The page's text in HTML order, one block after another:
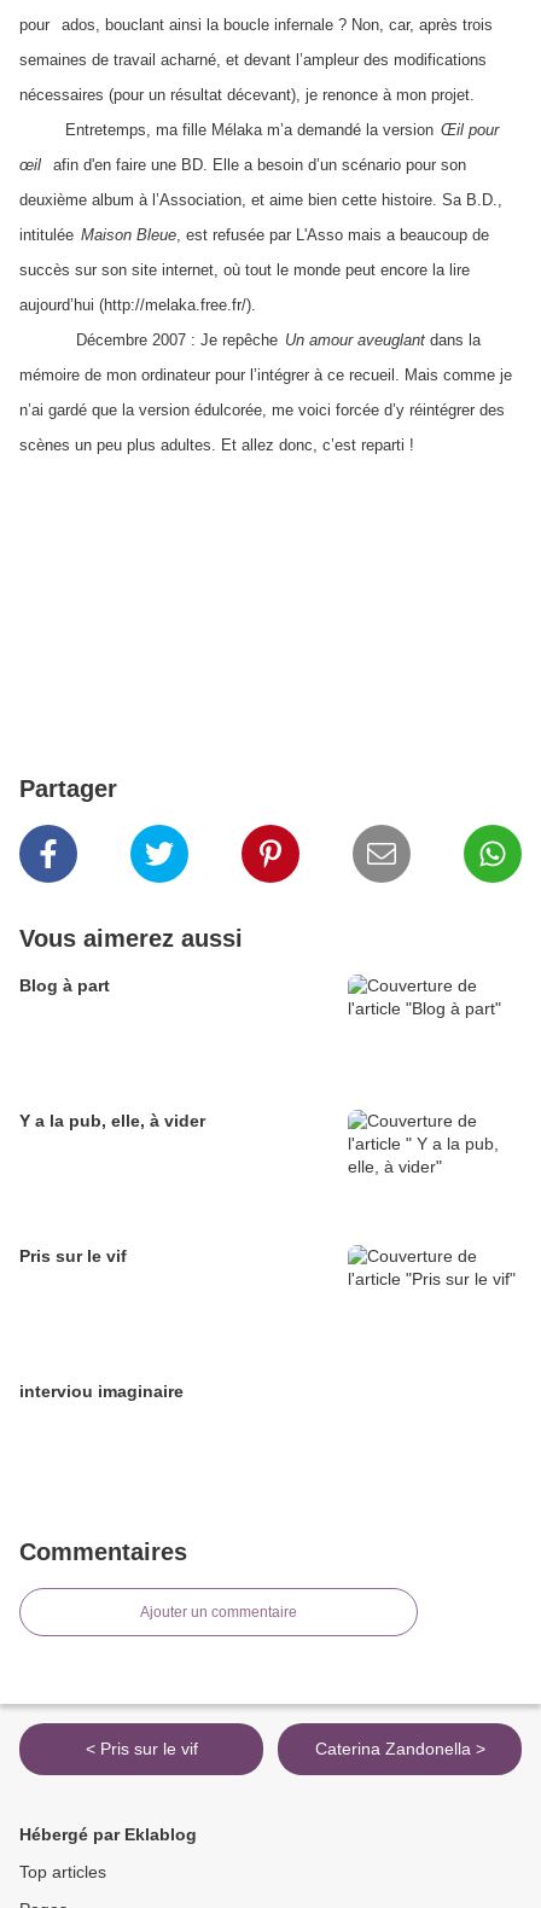
pour
ados, bouclant ainsi la boucle infernale ? Non, car, après trois
semaines de travail acharné, et devant l’ampleur des modifications
nécessaires (pour un résultat décevant), je renonce à mon projet.
Entretemps, ma fille Mélaka m’a demandé la version Œil pour
œil
afin d'en faire une BD. Elle a besoin d’un scénario pour son
deuxième album à l’Association, et aime bien cette histoire. Sa B.D.,
intitulée Maison Bleue, est refusée par L'Asso mais a beaucoup de
succès sur son site internet, où tout le monde peut encore la lire
aujourd’hui (http://melaka.free.fr/).
Décembre 2007 : Je repêche Un amour aveuglant dans la
mémoire de mon ordinateur pour l’intégrer à ce recueil. Mais comme je
n’ai gardé que la version édulcorée, me voici forcée d’y réintégrer des
scènes un peu plus adultes. Et allez donc, c’est reparti !
Partager
Vous aimerez aussi
Blog à part
Y a la pub, elle, à vider
Pris sur le vif
interviou imaginaire
Commentaires
Ajouter un commentaire
< Pris sur le vif Caterina Zandonella >
Hébergé par Eklablog
Top articles